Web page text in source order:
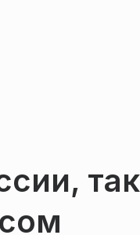
так